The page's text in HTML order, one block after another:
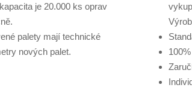
je 20.000 ks oprav
palety mají technické
nových palet.